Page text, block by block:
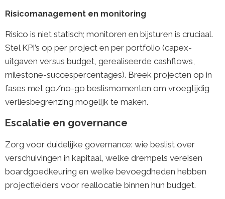
Risicomanagement en monitoring
Risico is niet statisch; monitoren en bijsturen is cruciaal.
Stel KPI’s op per project en per portfolio (capex-
uitgaven versus budget, gerealiseerde cashflows,
milestone-succespercentages). Breek projecten op in
fases met go/no-go beslismomenten om vroegtijdig
verliesbegrenzing mogelijk te maken.
Escalatie en governance
Zorg voor duidelijke governance: wie beslist over
verschuivingen in kapitaal, welke drempels vereisen
boardgoedkeuring en welke bevoegdheden hebben
projectleiders voor reallocatie binnen hun budget.